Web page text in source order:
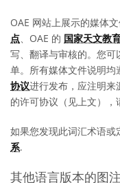
OAE 网站上展示的媒体文
点 、OAE 的 国家天文教
写、翻译与审核的。您可
单。所有媒体文件说明均
协议进行发布，应注明来
的许可协议（见上文），
如果您发现此词汇术语或
系.
其他语言版本的图注